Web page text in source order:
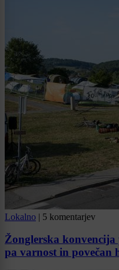
Lokalno | 5 komentarjev
Žonglerska
pa varnost in povečan